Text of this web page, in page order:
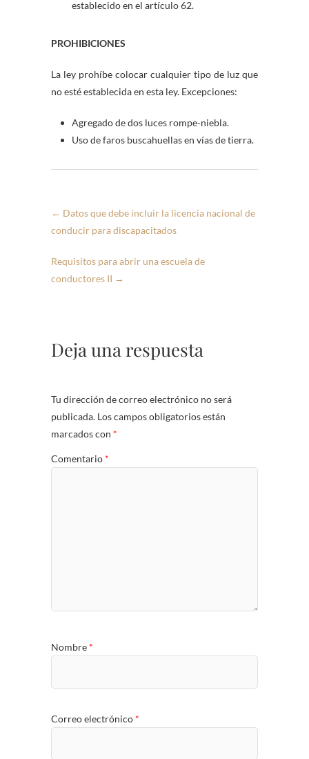
establecido en el artí­culo 62.
PROHIBICIONES
La ley prohí­be colocar cualquier tipo de luz que
no esté establecida en esta ley. Excepciones:
Agregado de dos luces rompe-niebla.
Uso de faros buscahuellas en ví­as de tierra.
← Datos que debe incluir la licencia nacional de
conducir para discapacitados
Requisitos para abrir una escuela de
conductores II →
Deja una respuesta
Tu dirección de correo electrónico no será
publicada. Los campos obligatorios están
marcados con *
Comentario *
Nombre *
Correo electrónico *